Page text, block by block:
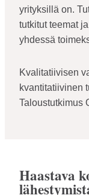
yrityksillä on.
tutkitut teemat
yhdessä
Kvalitatiivisen
kvantitatiivinen
Taloustutkimus
Haastava